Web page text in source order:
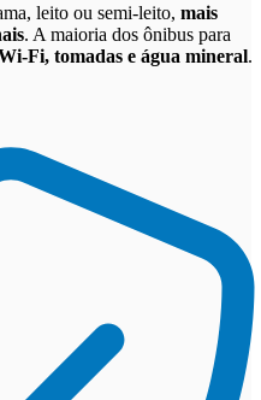
leito ou semi-leito, mais
. A maioria dos ônibus para
Fi, tomadas e água mineral.